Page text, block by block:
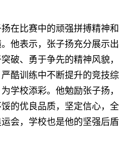
在比赛中的顽强拼搏精神和
他表示，张子扬充分展示出
破、勇于争先的精神风貌，
酷训练中不断提升的竞技综
学校添彩。他勉励张子扬，
的优良品质，坚定信心，全
会，学校也是他的坚强后盾